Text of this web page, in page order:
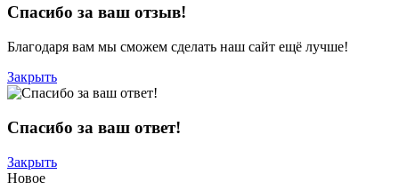
Спасибо за ваш отзыв!
Благодаря вам мы сможем сделать наш сайт ещё лучше!
Закрыть
Спасибо за ваш ответ!
Закрыть
Новое